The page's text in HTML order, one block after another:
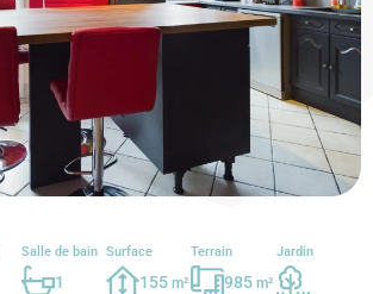
Salle de bain
1
Surface
155 m²
Terrain
985m²
Jardin